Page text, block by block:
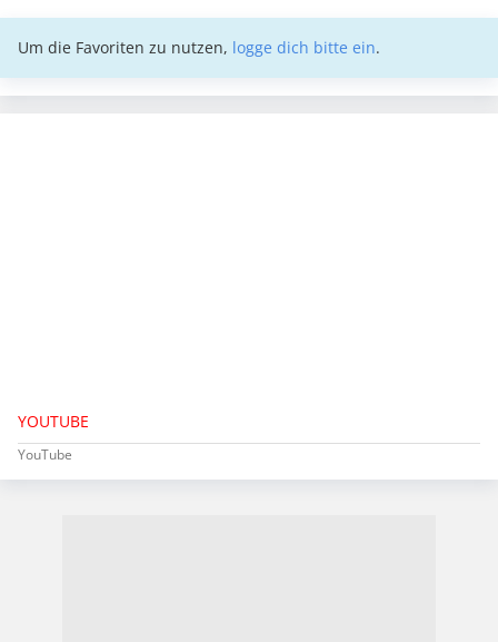
Um die Favoriten zu nutzen, logge dich bitte ein.
YOUTUBE
YouTube